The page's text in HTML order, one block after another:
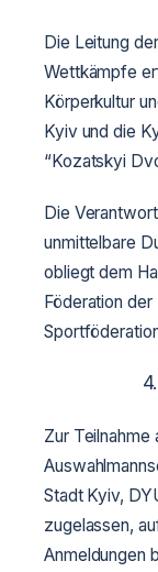
Die Leitung
Wettkämpfe
Körperkultur
Kyiv und die
“Kozatskyi
Die
unmittelbare
obliegt dem
Föderation der
Zur Teilnahme
Stadt Kyiv,
zugelassen,
Anmeldungen